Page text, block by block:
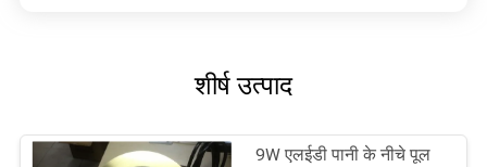
शीर्ष उत्पाद
9W एलईडी पानी के नीचे पूल